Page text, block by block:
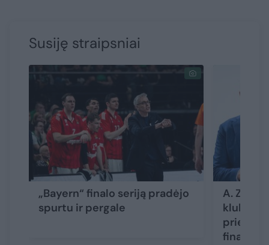
Susiję straipsniai
„Bayern“ finalo seriją pradėjo
spurtu ir pergale
A.
klubą ir